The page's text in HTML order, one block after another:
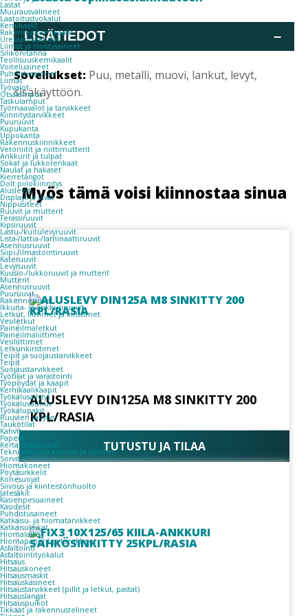
Lastat
Muurausvälineet
Laatoitustyökalut
Kemikaalit
Rakennuskemikaalit
Uretaanivaahdot
Liimat ja tiivistysaineet
Silikonitahna
Teollisuuskemikaalit
Voiteluaineet
Puhdistusaineet
Liimat
Työvalot
Otsalamput
Taskulamput
Työmaavalot ja tarvikkeet
Kiinnitys­tarvikkeet
Puuruuvit
Kupukanta
Uppokanta
Rakennuskiinnikkeet
Vetoniitit ja niittimutterit
Ankkurit ja tulpat
Sokat ja lukkorenkaat
Naulat ja hakaset
Kierretangot
Dolt piilokiinnitys
Aluslevyt
Displayt ja lavat
Nippusiteet
Ruuvit ja mutterit
Terassiruuvit
Kipsiruuvit
Lastu-/kuitulevyruuvit
Lista-/lattia-/laminaattiruuvit
Asennusruuvit
Siipi-/ilmastointiruuvit
Kateruuvit
Levyruuvit
Kuusio-/lukkoruuvit ja mutterit
Mutterit
Asennusruuvit
Puuruuvit
Rakenneruuvit
Ikkuna- ja ankkuriruuvit
Letkut, liittimet ja kiristimet
Vesiletkut
Paineilmaletkut
Paineilmaliittimet
Vesiliittimet
Letkunkiristimet
Teipit ja suojaustarvikkeet
Teipit
Suojaustarvikkeet
Työtilat ja varastointi
Työpöydät ja kaapit
Kemikaalikaapit
Työkalusäilytys
Työkaluvaunut
Työkalupakit
Ruuvien säilytys
Taukotilat
Kahvit
Paperit
Kertakäyttöastiat
Teknisen työn koneet ja laitteet
Sorvit
Hiomakoneet
Pöytäsirkkelit
Konesuojat
Siivous ja kiinteistönhuolto
Jätesäkit
Käsienpesuaineet
Käsidesit
Puhdistusaineet
Katkaisu- ja hiomatarvikkeet
Katkaisulaikat
Hiomalaikat
Hiomapaperit ja tarvikkeet
Asfaltointi
Asfaltointityökalut
Hitsaus
Hitsauskoneet
Hitsausmaskit
Hitsauskäsineet
Hitsaustarvikkeet (pillit ja letkut, pastat)
Hitsauslangat
Hitsauspuikot
Tikkaat ja rakennustelineet
LISÄTIEDOT –
Sovellukset: Puu, metalli, muovi, lankut, levyt,
sisäkäyttöön.
Myös tämä voisi kiinnostaa sinua
ALUSLEVY DIN125A M8 SINKITTY 200
KPL/RASIA
TUTUSTU JA TILAA